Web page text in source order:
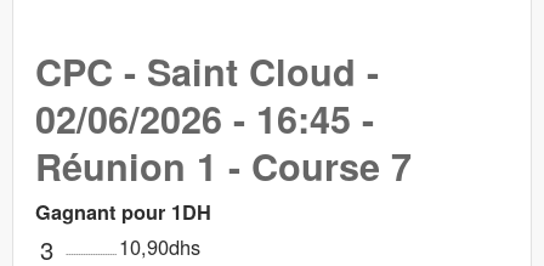
CPC - Saint Cloud -
02/06/2026 - 16:45 -
Réunion 1 - Course 7
Gagnant pour 1DH
3 10,90dhs